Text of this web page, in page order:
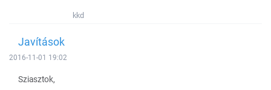
kkd
Javítások
2016-11-01 19:02
Sziasztok,